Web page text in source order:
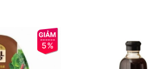
5%